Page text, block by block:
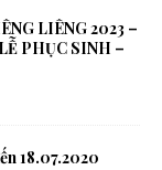
LIÊNG 2023 –
PHỤC SINH –
18.07.2020